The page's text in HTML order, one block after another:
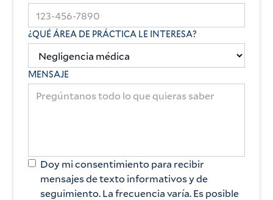
¿QUÉ ÁREA DE PRÁCTICA LE INTERESA?
MENSAJE
Doy mi consentimiento para recibir
mensajes de texto informativos y de
seguimiento. La frecuencia varía. Es posible